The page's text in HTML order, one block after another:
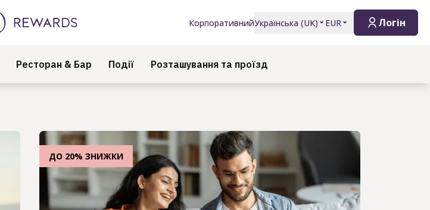
КорпоративнийУкраїнська (UK) EUR Логін
Ресторан & Бар Події Розташування та проїзд
ДО 20% ЗНИЖКИ